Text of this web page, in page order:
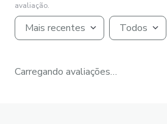
avaliação.
Mais recentes Todos
Carregando avaliações…